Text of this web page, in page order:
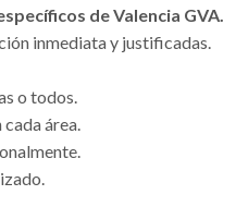
de Valencia GVA.
inmediata y justificadas.
o todos.
área.